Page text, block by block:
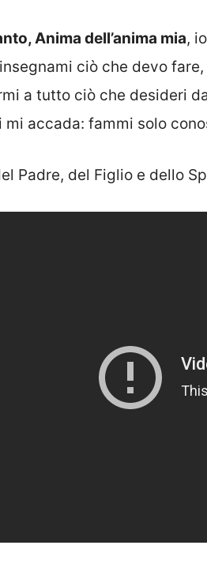
Anima dell’anima mia,
ciò che devo
a tutto ciò che desideri
accada: fammi solo
Padre, del Figlio e dello